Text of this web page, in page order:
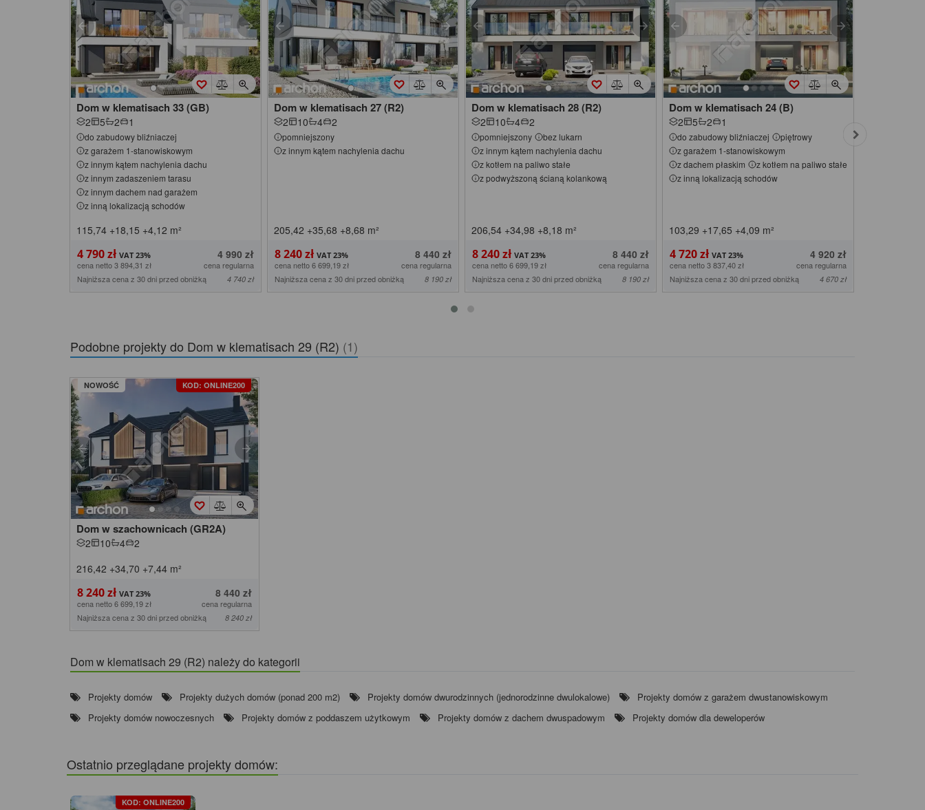
Dom w klematisach 33 (GB)
2 5 2 1
do zabudowy bliźniaczej
z garażem 1-stanowiskowym
z innym kątem nachylenia dachu
z innym zadaszeniem tarasu
z innym dachem nad garażem
z inną lokalizacją schodów
115,74 +18,15 +4,12 m²
4 790 zł 4 990 zł
cena netto 3 894,31 zł
cena regularna
Najniższa cena z 30 dni przed obniżką
4 740 zł
Dom w klematisach 27 (R2)
2 10 4 2
pomniejszony
z innym kątem nachylenia dachu
205,42 +35,68 +8,68 m²
8 240 zł 8 440 zł
cena netto 6 699,19 zł
cena regularna
Najniższa cena z 30 dni przed obniżką
8 190 zł
Dom w klematisach 28 (R2)
2 10 4 2
pomniejszony
bez lukarn
z innym kątem nachylenia dachu
z kotłem na paliwo stałe
z podwyższoną ścianą kolankową
206,54 +34,98 +8,18 m²
8 240 zł 8 440 zł
cena netto 6 699,19 zł
cena regularna
Najniższa cena z 30 dni przed obniżką
8 190 zł
Dom w klematisach 24 (B)
2 5 2 1
do zabudowy bliźniaczej
piętrowy
z garażem 1-stanowiskowym
z dachem płaskim
z kotłem na paliwo stałe
z inną lokalizacją schodów
103,29 +17,65 +4,09 m²
4 720 zł 4 920 zł
cena netto 3 837,40 zł
cena regularna
Najniższa cena z 30 dni przed obniżką
4 670 zł
Podobne projekty do Dom w klematisach 29 (R2) (1)
NOWOŚĆ KOD: ONLINE200
Dom w szachownicach (GR2A)
2 10 4
2
216,42 +34,70 +7,44 m²
8 240 zł 8 440 zł
cena netto 6 699,19 zł
cena regularna
Najniższa cena z 30 dni przed obniżką
8 240 zł
Dom w klematisach 29 (R2) należy do kategorii
Projekty domów Projekty dużych domów (ponad 200 m2) Projekty domów dwurodzinnych (jednorodzinne dwulokalowe)
Projekty domów z garażem dwustanowiskowym
Projekty domów nowoczesnych
Projekty domów z poddaszem użytkowym Projekty domów z dachem dwuspadowym Projekty domów dla deweloperów
Ostatnio przeglądane projekty domów:
KOD: ONLINE200